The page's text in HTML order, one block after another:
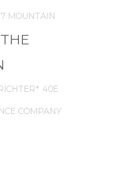
7 MOUNTAIN
40E
COMPANY